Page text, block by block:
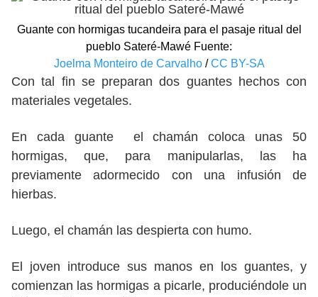
Guante con hormigas tucandeira para el pasaje ritual del
pueblo Sateré-Mawé Fuente:
Joelma Monteiro de Carvalho/CC BY-SA
Con tal fin se preparan dos guantes hechos con
materiales vegetales.
En cada guante el chamán coloca unas 50
hormigas, que, para manipularlas, las ha
previamente adormecido con una infusión de
hierbas.
Luego, el chamán las despierta con humo.
El joven introduce sus manos en los guantes, y
comienzan las hormigas a picarle, produciéndole un